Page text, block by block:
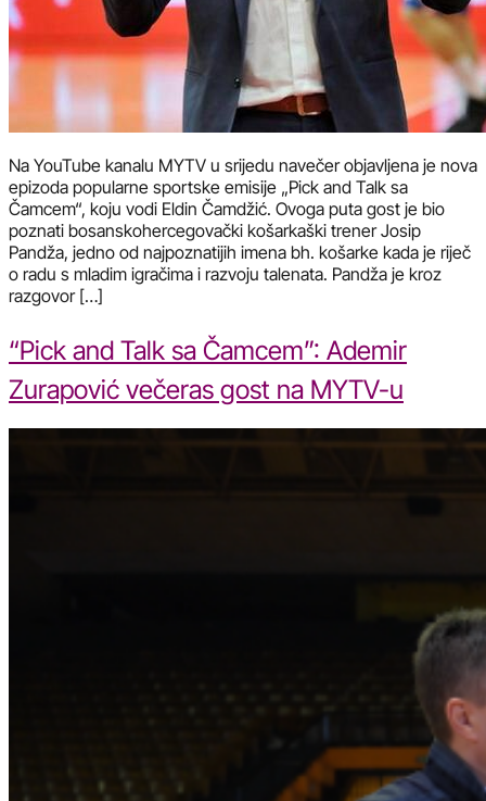
Na YouTube kanalu MYTV u srijedu navečer objavljena je nova
epizoda popularne sportske emisije „Pick and Talk sa
Čamcem“, koju vodi Eldin Čamdžić. Ovoga puta gost je bio
poznati bosanskohercegovački košarkaški trener Josip
Pandža, jedno od najpoznatijih imena bh. košarke kada je riječ
o radu s mladim igračima i razvoju talenata. Pandža je kroz
razgovor […]
“Pick and Talk sa Čamcem”: Ademir
Zurapović večeras gost na MYTV-u